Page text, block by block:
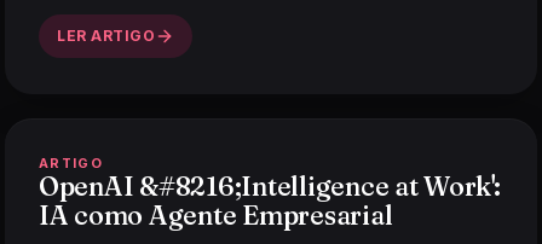
LER ARTIGO
ARTIGO
OpenAI &#8216;Intelligence at Work':
IA como Agente Empresarial